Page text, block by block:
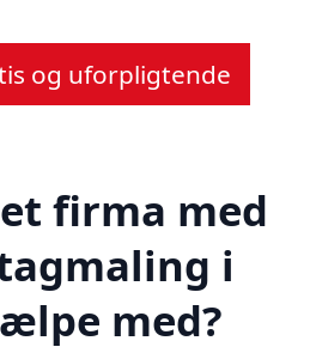
og uforpligtende
firma med
i
med?